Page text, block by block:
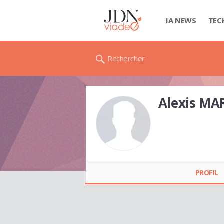
IA NEWS
Rechercher
Alexis
PROFIL